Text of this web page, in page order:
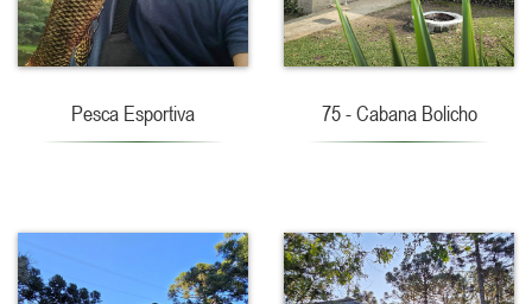
Pesca Esportiva 75 - Cabana Bolicho